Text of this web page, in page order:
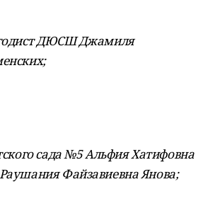
ДЮСШ Джамиля
сада №5 Альфия Хатифовна
Файзавиевна Янова;